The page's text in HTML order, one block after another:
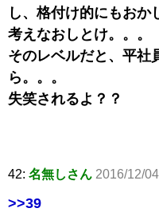
し、格付け的にもおか
考えなおしとけ。。。
そのレベルだと、平社
ら。。。
失笑されるよ？？
42: 名無しさん 2016/12/
>>39